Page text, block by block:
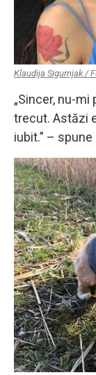
Klaudija Sigurnjak /
„Sincer, nu-
trecut. Astăzi
iubit.” – spune